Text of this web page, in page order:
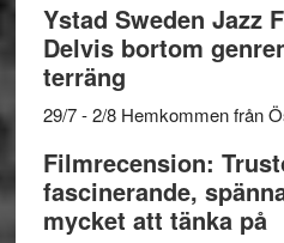
Ystad Sweden Jazz
Delvis bortom
terräng
29/7 - 2/8 Hemkommen från
Filmrecension:
fascinerande,
mycket att tänka på